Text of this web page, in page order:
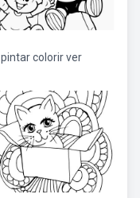
pintar colorir ver